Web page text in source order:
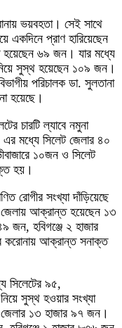
ভয়বহতা। সেই সাথে
একদিনে প্রাণ হারিয়েছেন
৬৯ জন। যার মধ্যে
সুস্থ হয়েছেন ১০৯ জন।
পরিচালক ডা. সুলতানা
হয়েছে।
চারটি ল্যাবে নমুনা
মধ্যে সিলেট জেলার ৪০
১০জন ও সিলেট
হয়।
রোগীর সংখ্যা দাঁড়িয়েছে
আক্রান্ত হয়েছেন ১৩
জন, হবিগঞ্জে ২ হাজার
করোনায় আক্রান্ত সনাক্ত
সিলেটের ৯৫,
সুস্থ হওয়ার সংখ্যা
১৩ হাজার ৯৭ জন।